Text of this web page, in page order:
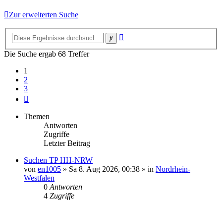
Zur erweiterten Suche
Suche
Die Suche ergab 68 Treffer
1
2
3
Themen
Antworten
Zugriffe
Letzter Beitrag
Suchen TP HH-NRW
von en1005 » Sa 8. Aug 2026, 00:38 » in Nordrhein-
Westfalen
0 Antworten
4 Zugriffe